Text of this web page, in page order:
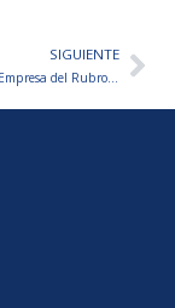
SIGUIENTE
Gerente/a Para Empresa del Rubro Eléctrico